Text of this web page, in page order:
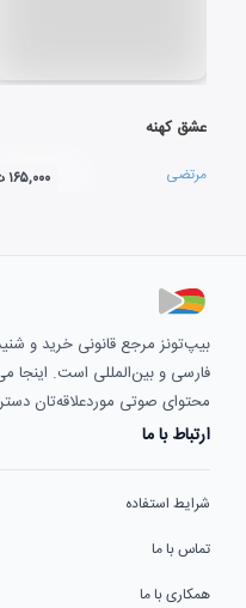
عشق کهنه
مرتضی ۱۶۵,۰۰۰ ت
بیپ‌تونز مرجع قانونی خرید و
فارسی و بین‌المللی است. اینجا
محتوای صوتی موردعلاقه‌تان
ارتباط با ما
شرایط استفاده
تماس با ما
همکاری با ما